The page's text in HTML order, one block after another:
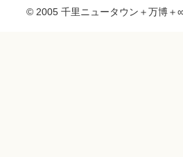
© 2005 千里ニュータウン＋万博